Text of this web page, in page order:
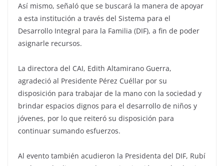
Así mismo, señaló que se buscará la manera de apoyar
a esta institución a través del Sistema para el
Desarrollo Integral para la Familia (DIF), a fin de poder
asignarle recursos.
La directora del CAI, Edith Altamirano Guerra,
agradeció al Presidente Pérez Cuéllar por su
disposición para trabajar de la mano con la sociedad y
brindar espacios dignos para el desarrollo de niños y
jóvenes, por lo que reiteró su disposición para
continuar sumando esfuerzos.
Al evento también acudieron la Presidenta del DIF, Rubí